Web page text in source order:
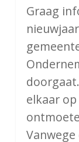
Graag
elkaar